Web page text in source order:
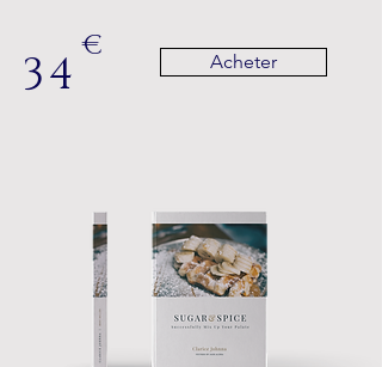
34
€ Acheter